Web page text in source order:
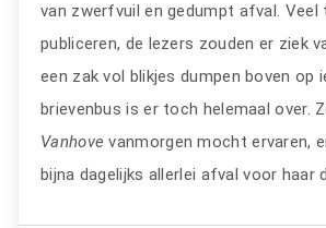
van zwerfvuil en gedumpt afval. Veel
publiceren, de lezers zouden er ziek
een zak vol blikjes dumpen boven op
brievenbus is er toch helemaal over.
Vanhove vanmorgen mocht ervaren,
bijna dagelijks allerlei afval voor haar